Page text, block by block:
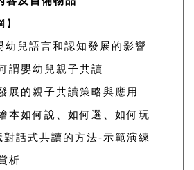
】
幼兒語言和認知發展的影響
嬰幼兒親子共讀
的親子共讀策略與應用
如何說、如何選、如何玩
話式共讀的方法-示範演練
析